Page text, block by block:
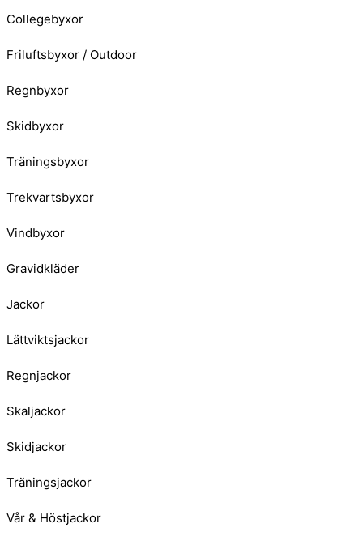
Collegebyxor
Friluftsbyxor / Outdoor
Regnbyxor
Skidbyxor
Träningsbyxor
Trekvartsbyxor
Vindbyxor
Gravidkläder
Jackor
Lättviktsjackor
Regnjackor
Skaljackor
Skidjackor
Träningsjackor
Vår & Höstjackor